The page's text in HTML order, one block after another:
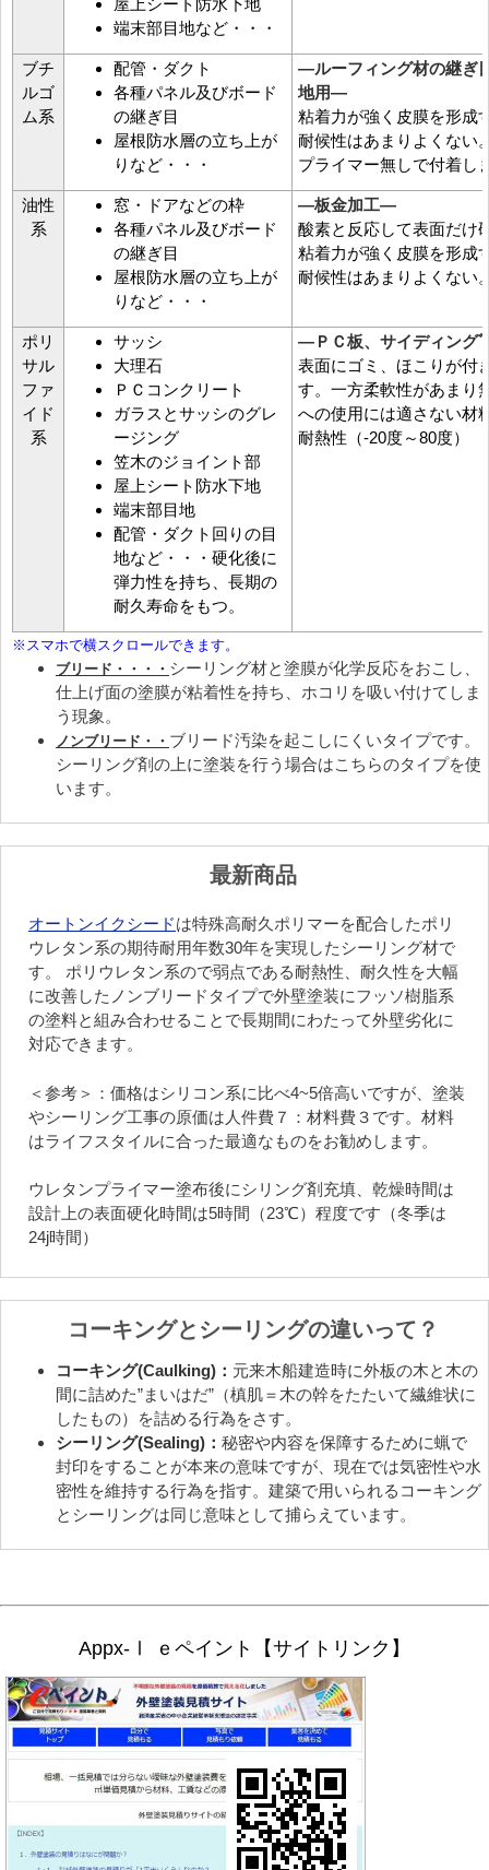
屋上シート防水下地
端末部目地など・・・
ブチ
ルゴ
ム系
配管・ダクト
各種パネル及びボード
の継ぎ目
屋根防水層の立ち上が
りなど・・・
―ルーフィング材の継ぎ
地用―
粘着力が強く皮膜を形成
耐候性はあまりよくない
プライマー無しで付着し
油性
系
窓・ドアなどの枠
各種パネル及びボード
の継ぎ目
屋根防水層の立ち上が
りなど・・・
―板金加工―
酸素と反応して表面だけ
粘着力が強く皮膜を形成
耐候性はあまりよくない
ポリ
サル
ファ
イド
系
サッシ
大理石
ＰＣコンクリート
ガラスとサッシのグレ
ージング
笠木のジョイント部
屋上シート防水下地
端末部目地
配管・ダクト回りの目
地など・・・硬化後に
弾力性を持ち、長期の
耐久寿命をもつ。
―ＰＣ板、サイディング
表面にゴミ、ほこりが付
す。一方柔軟性があまり
への使用には適さない材
耐熱性（-20度～80度）
ブリード・・・・ シーリング材と塗膜が化学反応をおこし、
仕上げ面の塗膜が粘着性を持ち、ホコリを吸い付けてしま
う現象。
ノンブリード・・ ブリード汚染を起こしにくいタイプです。
シーリング剤の上に塗装を行う場合はこちらのタイプを使
います。
最新商品
オートンイクシードは特殊高耐久ポリマーを配合したポリ
ウレタン系の期待耐用年数30年を実現したシーリング材で
す。 ポリウレタン系ので弱点である耐熱性、耐久性を大幅
に改善したノンブリードタイプで外壁塗装にフッソ樹脂系
の塗料と組み合わせることで長期間にわたって外壁劣化に
対応できます。
＜参考＞：価格はシリコン系に比べ4~5倍高いですが、塗装
やシーリング工事の原価は人件費７：材料費３です。材料
はライフスタイルに合った最適なものをお勧めします。
ウレタンプライマー塗布後にシリング剤充填、乾燥時間は
設計上の表面硬化時間は5時間（23℃）程度です（冬季は
24j時間）
コーキングとシーリングの違いって？
コーキング(Caulking)： 元来木船建造時に外板の木と木の
間に詰めた”まいはだ”（槙肌＝木の幹をたたいて繊維状に
したもの）を詰める行為をさす。
シーリング(Sealing)： 秘密や内容を保障するために蝋で
封印をすることが本来の意味ですが、現在では気密性や水
密性を維持する行為を指す。建築で用いられるコーキング
とシーリングは同じ意味として捕らえています。
Appx-Ⅰ ｅペイント【サイトリンク】